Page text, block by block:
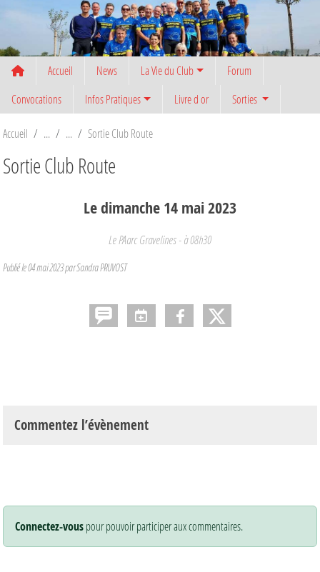
Accueil News La Vie du Club
Forum
Convocations
Infos Pratiques Livre d or Sorties
Accueil Sortie Club Route
Sortie Club Route
Ledimanche14mai2023
Le PAarcGravelines- à 08h30
Publié le04 mai 2023parSandra PRUVOST
Commentez l’évènement
Connectez-vouspour pouvoir participer aux commentaires.
Panneau de gestion des cookies